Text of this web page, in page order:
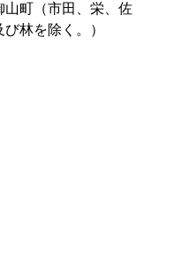
山町（市田、栄、佐
林を除く。）